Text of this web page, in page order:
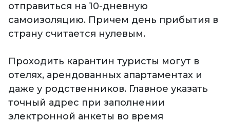
отправиться на 10-дневную
самоизоляцию. Причем день прибытия в
страну считается нулевым.
Проходить карантин туристы могут в
отелях, арендованных апартаментах и
даже у родственников. Главное указать
точный адрес при заполнении
электронной анкеты во время